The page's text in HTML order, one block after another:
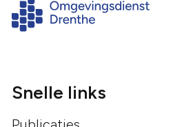
Snelle links